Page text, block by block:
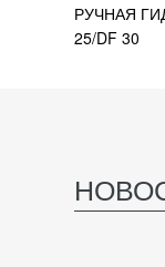
РУЧНАЯ
25/DF 30